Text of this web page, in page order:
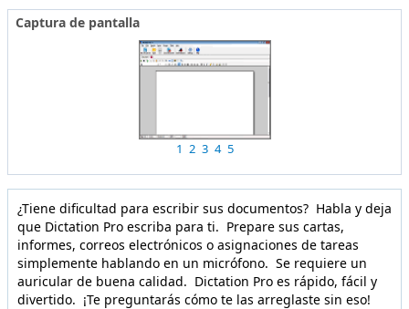
Captura de pantalla
1 2 3 4 5
¿Tiene dificultad para escribir sus documentos? Habla y deja
que Dictation Pro escriba para ti. Prepare sus cartas,
informes, correos electrónicos o asignaciones de tareas
simplemente hablando en un micrófono. Se requiere un
auricular de buena calidad. Dictation Pro es rápido, fácil y
divertido. ¡Te preguntarás cómo te las arreglaste sin eso!